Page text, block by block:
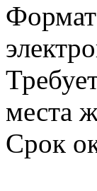
места
Срок